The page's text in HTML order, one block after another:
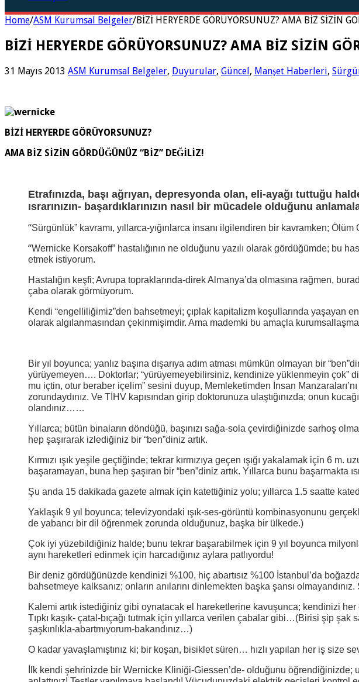
Home/ASM Kurumsal Belgeler/BİZİ HERYERDE GÖRÜYORSUNUZ? AMA BİZ SİZİN
BİZİ HERYERDE GÖRÜYORSUNUZ? AMA BİZ SİZİN
31 Mayıs 2013 ASM Kurumsal Belgeler, Duyurular, Güncel, Manşet Haberleri,
BİZİ HERYERDE GÖRÜYORSUNUZ?
AMA BİZ SİZİN GÖRDÜĞÜNÜZ “BİZ” DEĞİLİZ!
Etrafınızda, başı ağrıyan, depresyonda olan, eli-ayağı tuttuğu
ısrarınızın- başardıklarınızın nasıl bir mücadele olduğunu
“Sürgünlük” kavramı, yıllarca-yığınlarca insanı ilgilendiren bir kavramken;
“Wernicke Korsakoff” hastalığının ne olduğunu yazılı olarak gördüğümde; bu
etmek istiyorum.
Hastalığın keşfi; Avrupa topraklarında-direk Almanya’da olmasına rağmen,
çaba olarak görmüyorum.
Kendi “engelliliğimiz”den bahsetmeyi; çıplak kapitalizm koşullarında yaşayan
olarak algılanmasından çekinmişimdir. Ama mademki bu amaçla
Bir yıl boyunca; yanlız başına dışarıya adım atması mümkün olmayan bir
yürüyemeyen…. Doktorlar; “yürüyemeyebilirsiniz, kendinize yüklenmeyin çok”
mu içtin, otur beraber içelim” sesini duyup, Memleketimden İnsan
zorundaydınız. Ve TİHV kapısından girip doktorunuza ulaştığınızda; onun
olandınız……
Yıllarca; bütün binaların döndüğü, başınızı sağa-sola çevirdiğinizde sarhoş
hep şaşırarak izlediğiniz bir “ben”diniz artık.
Kırmızı ışık yeşile geçtiğinde; tekrar kırmızıya geçen ışığı yakalamak için 6
başaramayan, buna hep şaşıran bir “ben”diniz artık. Yıllarca bunu başarmakta
Şu anda 15 dakikada gazete almak için katettiğiniz yolu; yıllarca 1.5 saatte
Yaklaşık 9 yıl boyunca; televizyondaki ışık-ses-görüntü kombinasyonunu
de yabancı bir dil öğrenmek zorunda olduğunuz, başka bir ülkede.)
Çok iyi yüzebildiğiniz halde; bunu tekrar başarabilmek için 9 yıl boyunca
aynı hareketleri edinmek için harcadığınız aylara patlıyordu!
Bir deniz gördüğünüzde kendinizi %100, hiç abartısız %100 İstanbul’da
bahsetmeye kalksanız; onların anılarını dinlemekten başka şansı
Kalemi artık istediğiniz gibi oynatacak el hareketlerine kavuşunca; kendinizi
Tıpkı kaşık- çatal-bıçağı tutmak için yıllarca verilen çabalar gibi…(Birisi şip
şaşkınlıkla-abartmıyorum-bakandınız…)
O kadar yavaşlamıştınız ki; bir koşan, bisiklet süren… hızlı yapılan her iş size
İlk kendi şehrinizde bir Wernicke Kliniği-Giessen’de- olduğunu öğrendiğinizde;